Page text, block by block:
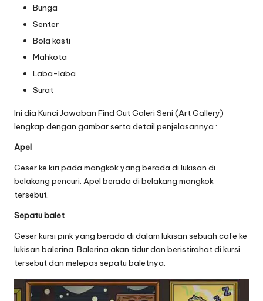
Bunga
Senter
Bola kasti
Mahkota
Laba-laba
Surat
Ini dia Kunci Jawaban Find Out Galeri Seni (Art Gallery)
lengkap dengan gambar serta detail penjelasannya :
Apel
Geser ke kiri pada mangkok yang berada di lukisan di
belakang pencuri. Apel berada di belakang mangkok
tersebut.
Sepatu balet
Geser kursi pink yang berada di dalam lukisan sebuah cafe ke
lukisan balerina. Balerina akan tidur dan beristirahat di kursi
tersebut dan melepas sepatu baletnya.